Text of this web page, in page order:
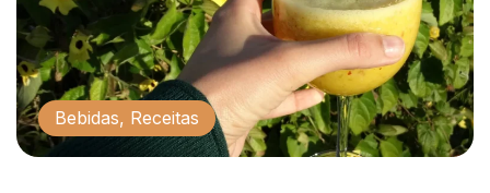
Bebidas, Receitas